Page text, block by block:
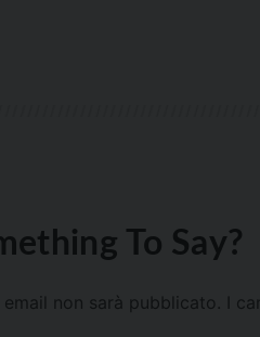
To Say?
email non sarà pubblicato. I